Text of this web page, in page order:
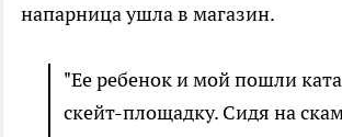
напарница ушла в магазин.
"Ее ребенок и мой пошли
скейт-площадку. Сидя на